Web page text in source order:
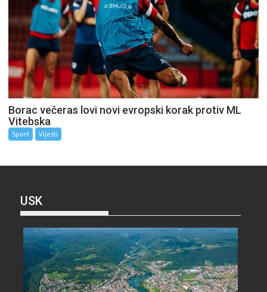
Borac večeras lovi novi evropski korak protiv ML
Vitebska
Sport Vijesti
USK